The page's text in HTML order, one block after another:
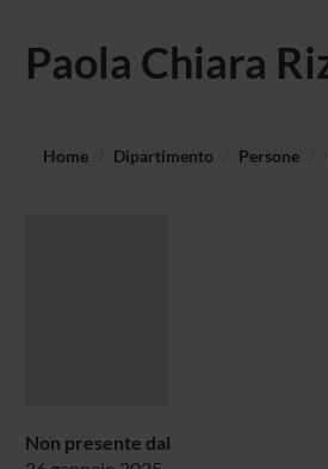
Paola Chiara
Home Dipartimento Persone
Non presente dal